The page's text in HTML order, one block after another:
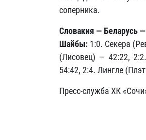
соперника.
Словакия — Беларусь
Шайбы: 1:0. Секера
(Лисовец) — 42:22,
54:42, 2:4. Лингле
Пресс-служба ХК